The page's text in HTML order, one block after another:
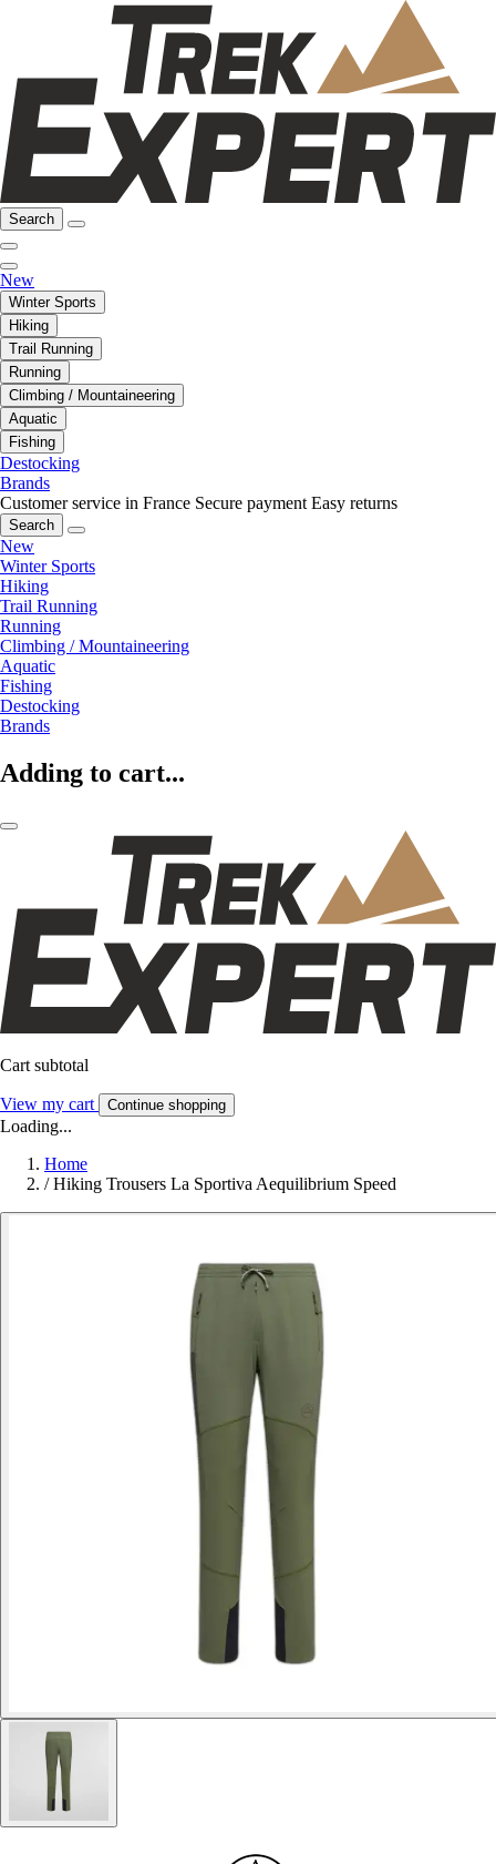
Search
New
Winter Sports
Hiking
Trail Running
Running
Climbing / Mountaineering
Aquatic
Fishing
Destocking
Brands
Customer service in France Secure payment Easy returns
Search
New
Winter Sports
Hiking
Trail Running
Running
Climbing / Mountaineering
Aquatic
Fishing
Destocking
Brands
Adding to cart...
Cart subtotal
View my cart Continue shopping
Loading...
Home
/ Hiking Trousers La Sportiva Aequilibrium Speed